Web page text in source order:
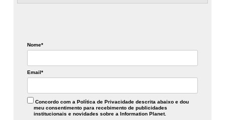
Nome*
Email*
Concordo com a Política de Privacidade descrita abaixo e dou
meu consentimento para recebimento de publicidades
institucionais e novidades sobre a Information Planet.